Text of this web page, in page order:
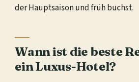
der Hauptsaison und früh buchst.
Wann ist die beste
ein Luxus-Hotel?